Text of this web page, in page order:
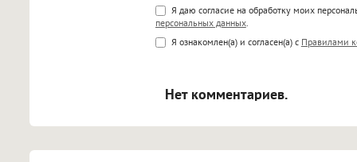
Поддержка HTML
<b>, <strong>, <u>, <i>, <em>,
<blockquote>, <code>
Я даю согласие на обработку моих
персональных данных.
Я ознакомлен(а) и согласен(а) с Правилами
Нет комментариев.